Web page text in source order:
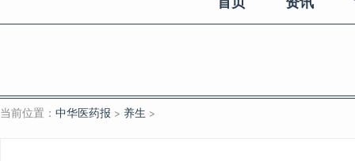
当前位置： 中华医药报 > 养生 >